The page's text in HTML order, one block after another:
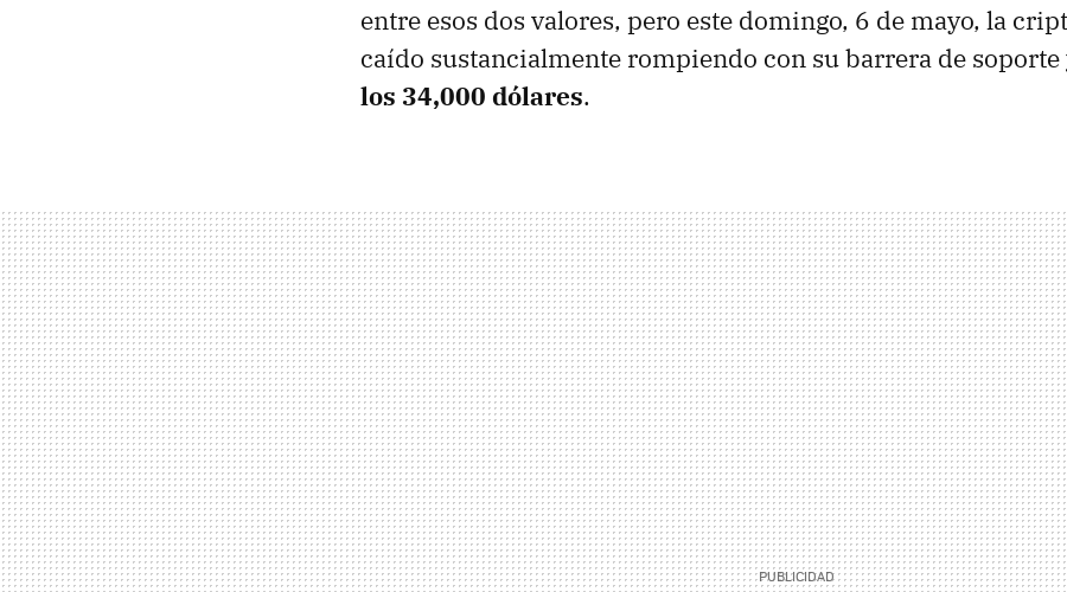
entre esos dos valores, pero este domingo, 6 de mayo, la
caído sustancialmente rompiendo con su barrera de soporte
los 34,000 dólares.